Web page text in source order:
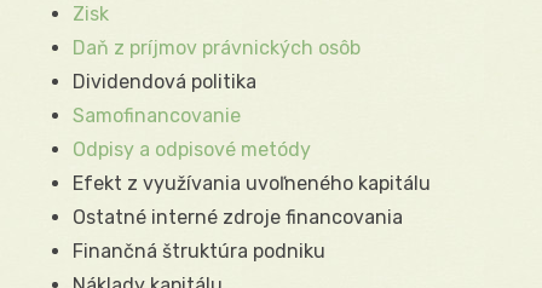
Zisk
Daň z príjmov právnických osôb
Dividendová politika
Samofinancovanie
Odpisy a odpisové metódy
Efekt z využívania uvoľneného kapitálu
Ostatné interné zdroje financovania
Finančná štruktúra podniku